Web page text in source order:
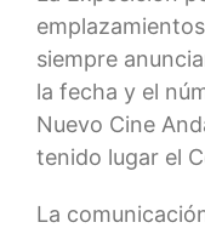
siempre
la fecha y el
Nuevo Cine
tenido lugar el
La